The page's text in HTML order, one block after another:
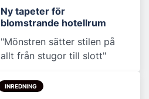
Ny tapeter för
blomstrande hotellrum
"Mönstren sätter stilen på
allt från stugor till slott"
INREDNING